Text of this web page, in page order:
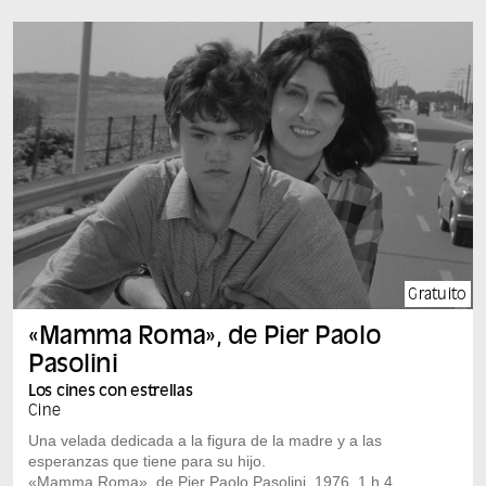
Información práctica Hay un bar y un servicio de comida
ligera en el local. Hay sillas y gradas disponibles.
Puedes traer cojines para estar más cómodo. A partir
de las 20:00 h, solo se puede acceder por la pasarela
Gratuito
«Mamma Roma», de Pier Paolo
Pasolini
Los cines con estrellas
Cine
Una velada dedicada a la figura de la madre y a las
esperanzas que tiene para su hijo.
«Mamma Roma», de Pier Paolo Pasolini, 1976, 1 h 47